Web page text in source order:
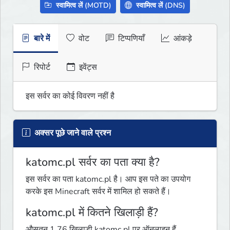
स्वामित्व लें (MOTD) स्वामित्व लें (DNS)
बारे में वोट टिप्पणियाँ आंकड़े
रिपोर्ट इवेंट्स
इस सर्वर का कोई विवरण नहीं है
अक्सर पूछे जाने वाले प्रश्न
katomc.pl सर्वर का पता क्या है?
इस सर्वर का पता katomc.pl है। आप इस पते का उपयोग
करके इस Minecraft सर्वर में शामिल हो सकते हैं।
katomc.pl में कितने खिलाड़ी हैं?